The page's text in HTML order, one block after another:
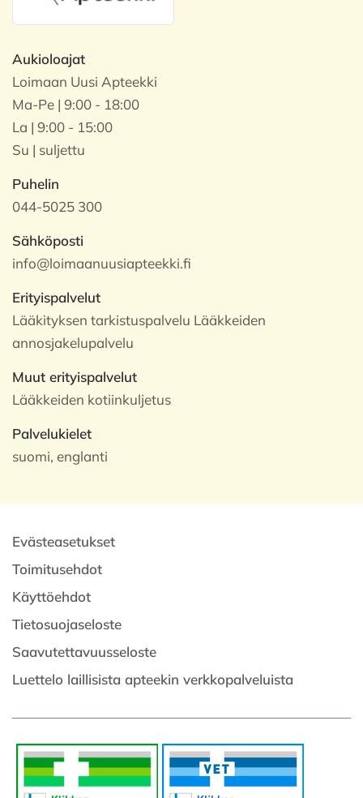
Aukioloajat
Loimaan Uusi Apteekki
Ma-Pe | 9:00 - 18:00
La | 9:00 - 15:00
Su | suljettu
Puhelin
044-5025 300
Sähköposti
info@loimaanuusiapteekki.fi
Erityispalvelut
Lääkityksen tarkistuspalvelu Lääkkeiden
annosjakelupalvelu
Muut erityispalvelut
Lääkkeiden kotiinkuljetus
Palvelukielet
suomi, englanti
Evästeasetukset
Toimitusehdot
Käyttöehdot
Tietosuojaseloste
Saavutettavuusseloste
Luettelo laillisista apteekin verkkopalveluista